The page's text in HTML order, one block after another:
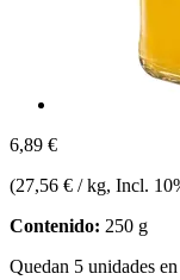
6,89 €
(27,56 € / kg, Incl.
Contenido: 250 g
Quedan 5 unidades